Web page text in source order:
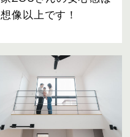
想像以上です！